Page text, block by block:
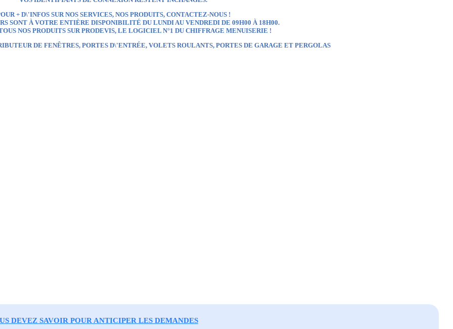
+ D\'INFOS SUR NOS SERVICES, NOS PRODUITS, CONTACTEZ-NOUS !
SONT À VOTRE ENTIÈRE DISPONIBILITÉ DU LUNDI AU VENDREDI DE 09H00 À 18H00.
NOS PRODUITS SUR PRODEVIS, LE LOGICIEL N°1 DU CHIFFRAGE MENUISERIE !
DE FENÊTRES, PORTES D\'ENTRÉE, VOLETS ROULANTS, PORTES DE GARAGE ET PERGOLAS
DEVEZ SAVOIR POUR ANTICIPER LES DEMANDES